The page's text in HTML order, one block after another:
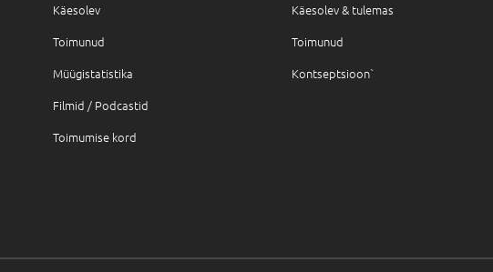
Käesolev
Toimunud
Müügistatistika
Filmid / Podcastid
Toimumise kord
Käesolev & tulemas
Toimunud
Kontseptsioon`